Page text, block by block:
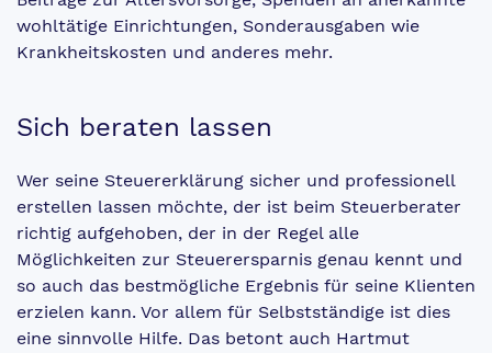
wohltätige Einrichtungen, Sonderausgaben wie
Krankheitskosten und anderes mehr.
Sich beraten lassen
Wer seine Steuererklärung sicher und professionell
erstellen lassen möchte, der ist beim Steuerberater
richtig aufgehoben, der in der Regel alle
Möglichkeiten zur Steuerersparnis genau kennt und
so auch das bestmögliche Ergebnis für seine Klienten
erzielen kann. Vor allem für Selbstständige ist dies
eine sinnvolle Hilfe. Das betont auch Hartmut